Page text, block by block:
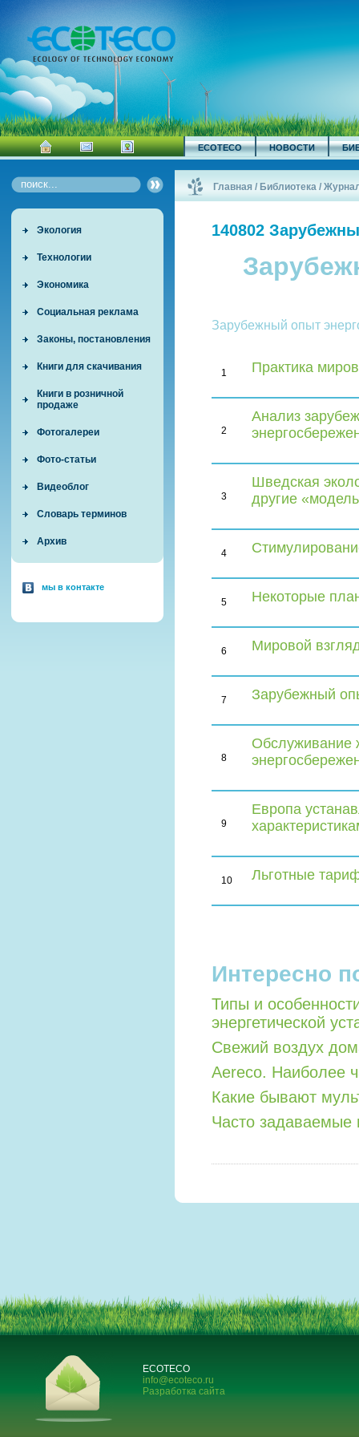
ECOTECO НОВОСТИ
Экология
Технологии
Экономика
Социальная реклама
Законы, постановления
Книги для скачивания
Книги в розничной
продаже
Фотогалереи
Фото-статьи
Видеоблог
Словарь терминов
Архив
мы в контакте
Главная / Библиотека /
140802
Зарубежный опыт
1 Практика
2
Анализ
3
Шведская
другие
4
5 Некоторые
6 Мировой
7 Зарубежный
8
Обслуживание
9
Европа
10 Льготные
Интересно
Типы и
энергетической
Свежий воздух
Aereco. Наиболее
Какие бывают
Часто задаваемые
ECOTECO
info@ecoteco.ru
Разработка сайта